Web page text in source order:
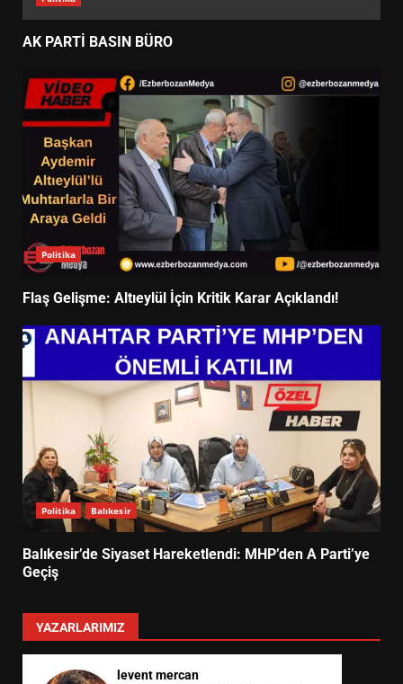
AK PARTİ BASIN BÜRO
Politika
Flaş Gelişme: Altıeylül İçin Kritik Karar Açıklandı!
Politika Balıkesir
Balıkesir’de Siyaset Hareketlendi: MHP’den A Parti’ye
Geçiş
YAZARLARIMIZ
levent mercan